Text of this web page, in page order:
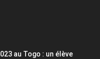
au Togo : un élève